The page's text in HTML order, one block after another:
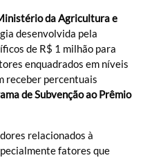
da Agricultura e
desenvolvida pela
de R$ 1 milhão para
enquadrados em níveis
receber percentuais
de Subvenção ao Prêmio
relacionados à
fatores que